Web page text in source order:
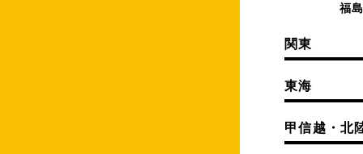
福
関東
東海
甲信越・北